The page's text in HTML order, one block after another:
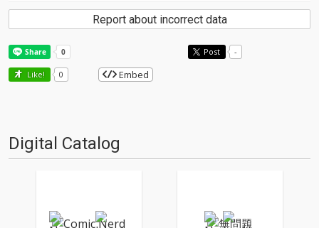
Report about incorrect data
Post -
Like! 0 Embed
Digital Catalog